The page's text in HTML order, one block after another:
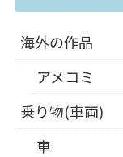
海外の作品
アメコミ
乗り物(車両)
車